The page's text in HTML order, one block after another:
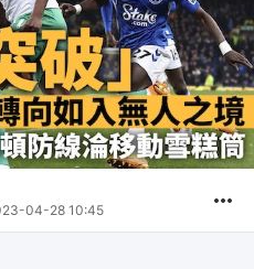
04-28 10:45